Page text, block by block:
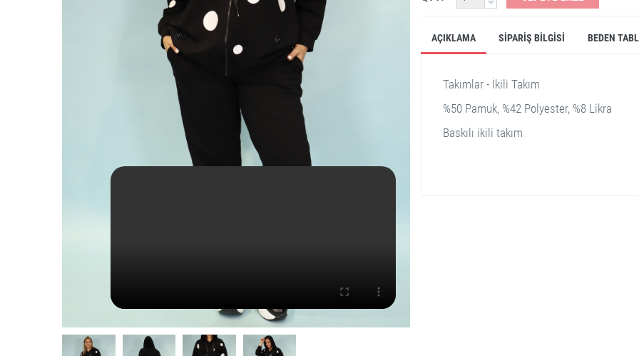
AÇIKLAMA SIPARIŞ BILGISI BEDEN
Takımlar - İkili Takım
%50 Pamuk, %42 Polyester, %8 Likra
Baskılı ikili takım